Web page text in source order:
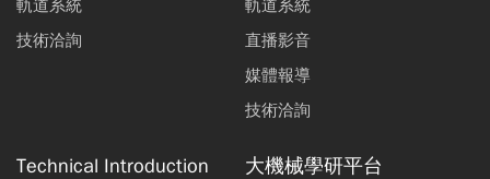
軌道系統
技術洽詢
軌道系統
直播影音
媒體報導
技術洽詢
Technical Introduction 大機械學研平台